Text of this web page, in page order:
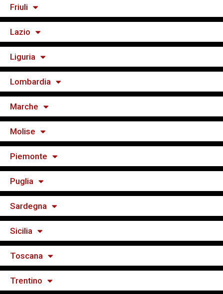
Friuli
Lazio
Liguria
Lombardia
Marche
Molise
Piemonte
Puglia
Sardegna
Sicilia
Toscana
Trentino